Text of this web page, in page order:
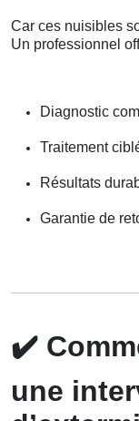
Car ces nuisibles
Un professionnel
Diagnostic
Traitement
Résultats
Garantie de
✔️
une